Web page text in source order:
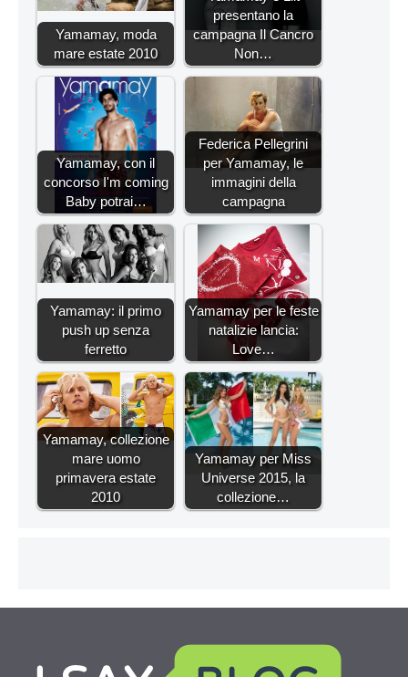
Yamamay, moda
mare estate 2010
presentano la
campagna Il Cancro
Non…
Yamamay, con il
concorso I'm coming
Baby potrai…
Federica Pellegrini
per Yamamay, le
immagini della
campagna
Yamamay: il primo
push up senza
ferretto
Yamamay per le feste
natalizie lancia:
Love…
Yamamay, collezione
mare uomo
primavera estate
2010
Yamamay per Miss
Universe 2015, la
collezione…